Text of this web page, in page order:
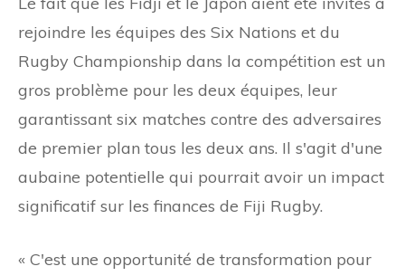
rejoindre les équipes des Six Nations et du
Rugby Championship dans la compétition est un
gros problème pour les deux équipes, leur
garantissant six matches contre des adversaires
de premier plan tous les deux ans. Il s'agit d'une
aubaine potentielle qui pourrait avoir un impact
significatif sur les finances de Fiji Rugby.
« C'est une opportunité de transformation pour